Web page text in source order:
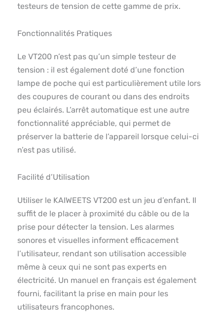
testeurs de tension de cette gamme de prix.
Fonctionnalités Pratiques
Le VT200 n’est pas qu’un simple testeur de
tension : il est également doté d’une fonction
lampe de poche qui est particulièrement utile lors
des coupures de courant ou dans des endroits
peu éclairés. L’arrêt automatique est une autre
fonctionnalité appréciable, qui permet de
préserver la batterie de l’appareil lorsque celui-ci
n’est pas utilisé.
Facilité d’Utilisation
Utiliser le KAIWEETS VT200 est un jeu d’enfant. Il
suffit de le placer à proximité du câble ou de la
prise pour détecter la tension. Les alarmes
sonores et visuelles informent efficacement
l’utilisateur, rendant son utilisation accessible
même à ceux qui ne sont pas experts en
électricité. Un manuel en français est également
fourni, facilitant la prise en main pour les
utilisateurs francophones.